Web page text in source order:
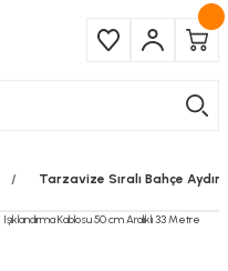
Tarzavize Sıralı Bahçe